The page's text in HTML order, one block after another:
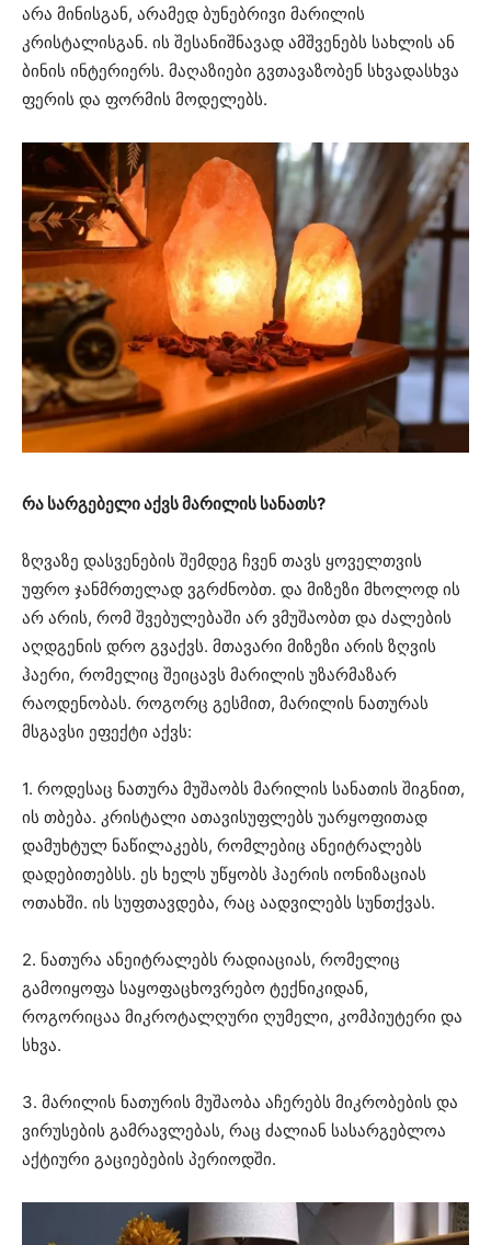
არა მინისგან, არამედ ბუნებრივი მარილის
კრისტალისგან. ის შესანიშნავად ამშვენებს სახლის ან
ბინის ინტერიერს. მაღაზიები გვთავაზობენ სხვადასხვა
ფერის და ფორმის მოდელებს.
რა სარგებელი აქვს მარილის სანათს?
ზღვაზე დასვენების შემდეგ ჩვენ თავს ყოველთვის
უფრო ჯანმრთელად ვგრძნობთ. და მიზეზი მხოლოდ ის
არ არის, რომ შვებულებაში არ ვმუშაობთ და ძალების
აღდგენის დრო გვაქვს. მთავარი მიზეზი არის ზღვის
ჰაერი, რომელიც შეიცავს მარილის უზარმაზარ
რაოდენობას. როგორც გესმით, მარილის ნათურას
მსგავსი ეფექტი აქვს:
1. როდესაც ნათურა მუშაობს მარილის სანათის შიგნით,
ის თბება. კრისტალი ათავისუფლებს უარყოფითად
დამუხტულ ნაწილაკებს, რომლებიც ანეიტრალებს
დადებითებსს. ეს ხელს უწყობს ჰაერის იონიზაციას
ოთახში. ის სუფთავდება, რაც აადვილებს სუნთქვას.
2. ნათურა ანეიტრალებს რადიაციას, რომელიც
გამოიყოფა საყოფაცხოვრებო ტექნიკიდან,
როგორიცაა მიკროტალღური ღუმელი, კომპიუტერი და
სხვა.
3. მარილის ნათურის მუშაობა აჩერებს მიკრობების და
ვირუსების გამრავლებას, რაც ძალიან სასარგებლოა
აქტიური გაციებების პერიოდში.